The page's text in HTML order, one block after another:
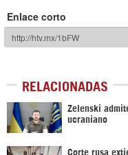
Enlace corto
RELACIONADAS
Zelenski
ucraniano
Corte rusa